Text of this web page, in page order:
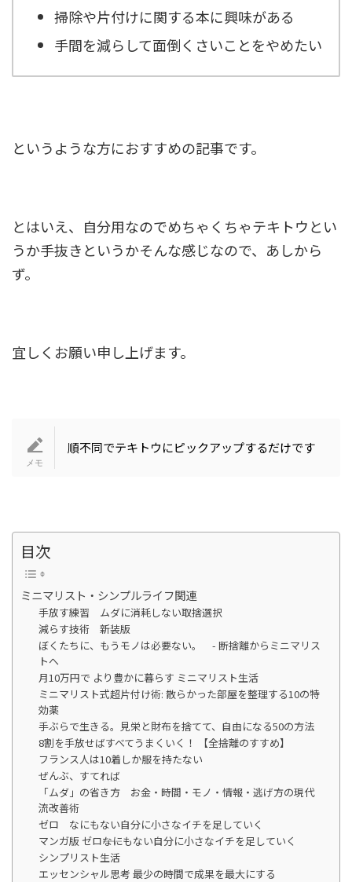
掃除や片付けに関する本に興味がある
手間を減らして面倒くさいことをやめたい
というような方におすすめの記事です。
とはいえ、自分用なのでめちゃくちゃテキトウとい
うか手抜きというかそんな感じなので、あしから
ず。
宜しくお願い申し上げます。
順不同でテキトウにピックアップするだけです
目次
ミニマリスト・シンプルライフ関連
手放す練習 ムダに消耗しない取捨選択
減らす技術 新装版
ぼくたちに、もうモノは必要ない。 - 断捨離からミニマリス
トへ
月10万円で より豊かに暮らす ミニマリスト生活
ミニマリスト式超片付け術: 散らかった部屋を整理する10の特
効薬
手ぶらで生きる。見栄と財布を捨てて、自由になる50の方法
8割を手放せばすべてうまくいく！ 【全捨離のすすめ】
フランス人は10着しか服を持たない
ぜんぶ、すてれば
「ムダ」の省き方 お金・時間・モノ・情報・逃げ方の現代
流改善術
ゼロ なにもない自分に小さなイチを足していく
マンガ版 ゼロ――なにもない自分に小さなイチを足していく
シンプリスト生活
エッセンシャル思考 最少の時間で成果を最大にする